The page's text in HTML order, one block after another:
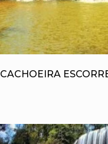
CACHOEIRA